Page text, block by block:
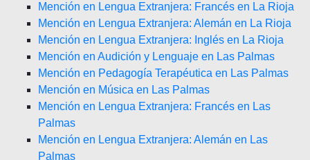
Mención en Lengua Extranjera: Francés en La Rioja
Mención en Lengua Extranjera: Alemán en La Rioja
Mención en Lengua Extranjera: Inglés en La Rioja
Mención en Audición y Lenguaje en Las Palmas
Mención en Pedagogía Terapéutica en Las Palmas
Mención en Música en Las Palmas
Mención en Lengua Extranjera: Francés en Las
Palmas
Mención en Lengua Extranjera: Alemán en Las
Palmas